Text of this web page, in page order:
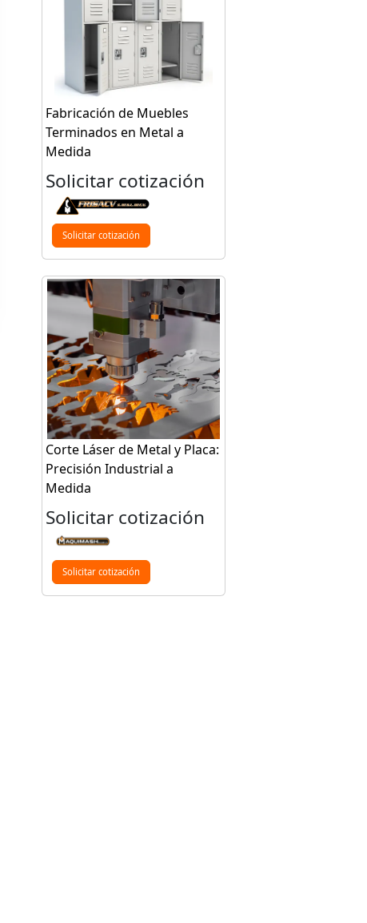
Fabricación de Muebles
Terminados en Metal a
Medida
Solicitar cotización
Solicitar cotización
Corte Láser de Metal y Placa:
Precisión Industrial a
Medida
Solicitar cotización
Solicitar cotización